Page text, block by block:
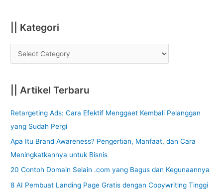
|| Kategori
|| Artikel Terbaru
Retargeting Ads: Cara Efektif Menggaet Kembali Pelanggan
yang Sudah Pergi
Apa Itu Brand Awareness? Pengertian, Manfaat, dan Cara
Meningkatkannya untuk Bisnis
20 Contoh Domain Selain .com yang Bagus dan Kegunaannya
8 AI Pembuat Landing Page Gratis dengan Copywriting Tinggi